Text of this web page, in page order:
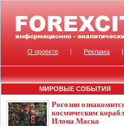
МИРОВЫЕ СОБЫТИЯ
Рогозин
космическим
Илона Маска
О проекте | Реклама |